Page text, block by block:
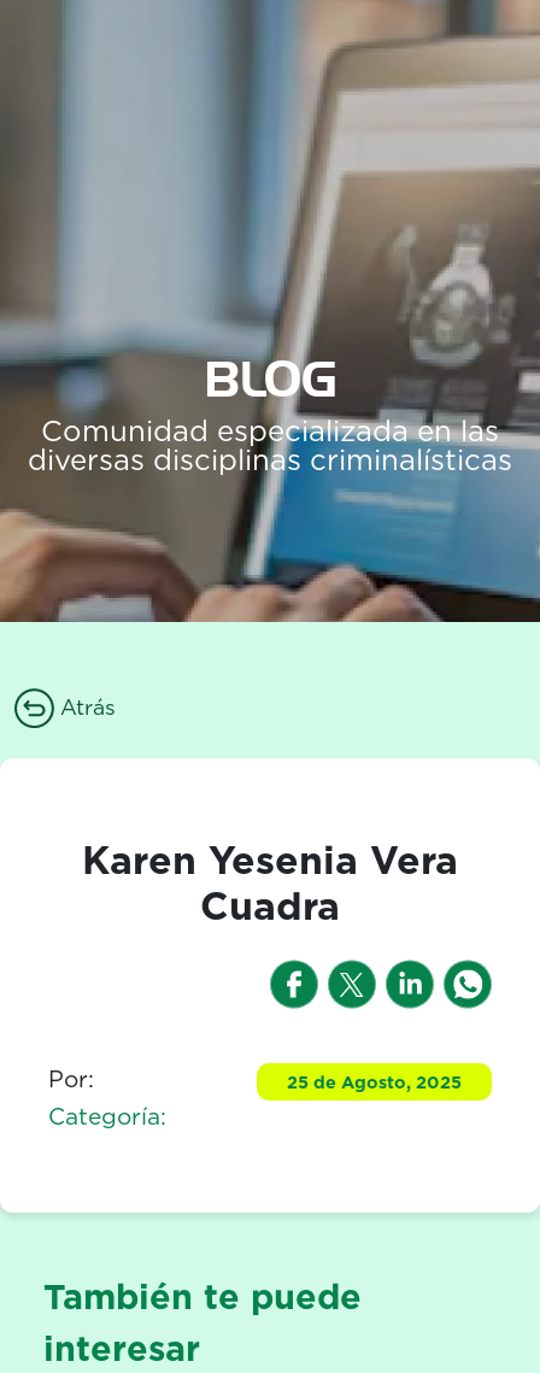
BLOG
Comunidad especializada en las
diversas disciplinas criminalísticas
Atrás
Karen Yesenia Vera
Cuadra
Por: 25 de Agosto, 2025
Categoría:
También te puede
interesar